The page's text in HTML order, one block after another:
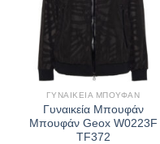
ΓΥΝΑΙΚΕΊΑ ΜΠΟΥΦΆΝ
Γυναικεία Μπουφάν
Μπουφάν Geox W0223F
TF372